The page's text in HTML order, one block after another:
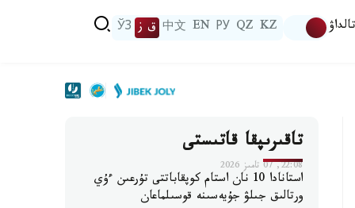
تالداۋ KZ
QZ
РУ
EN
中文 ق ز ЎЗ
تاقىرىپقا قاتىستى
22:08, 07 تامىز 2026
استانادا 10 نان استام كوپقاباتتى تۇرعىن ءۇي
ورتالىق جىلۋ جۇيەسىنە قوسىلماعان